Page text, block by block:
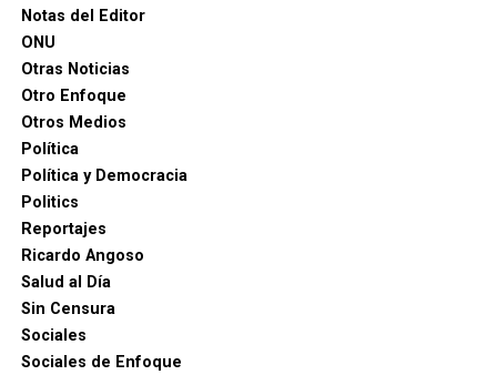
Notas del Editor
ONU
Otras Noticias
Otro Enfoque
Otros Medios
Política
Política y Democracia
Politics
Reportajes
Ricardo Angoso
Salud al Día
Sin Censura
Sociales
Sociales de Enfoque